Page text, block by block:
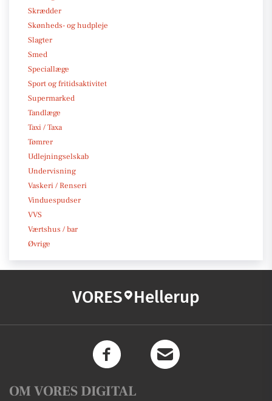
Skrædder
Skønheds- og hudpleje
Slagter
Smed
Speciallæge
Sport og fritidsaktivitet
Supermarked
Tandlæge
Taxi / Taxa
Tømrer
Udlejningselskab
Undervisning
Vaskeri / Renseri
Vinduespudser
VVS
Værtshus / bar
Øvrige
VORES Hellerup
OM VORES DIGITAL